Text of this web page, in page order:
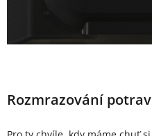
Rozmrazování